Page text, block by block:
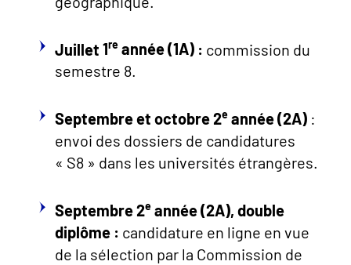
Juillet 1re année (1A) : commission du
semestre 8.
Septembre et octobre 2e année (2A) :
envoi des dossiers de candidatures
« S8 » dans les universités étrangères.
Septembre 2e année (2A), double
diplôme : candidature en ligne en vue
de la sélection par la Commission de